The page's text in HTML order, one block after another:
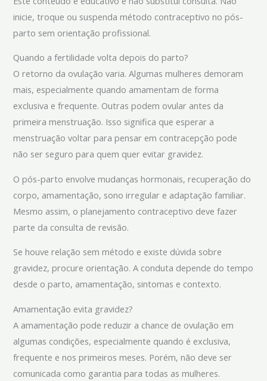
inicie, troque ou suspenda método contraceptivo no pós-
parto sem orientação profissional.
Quando a fertilidade volta depois do parto?
O retorno da ovulação varia. Algumas mulheres demoram
mais, especialmente quando amamentam de forma
exclusiva e frequente. Outras podem ovular antes da
primeira menstruação. Isso significa que esperar a
menstruação voltar para pensar em contracepção pode
não ser seguro para quem quer evitar gravidez.
O pós-parto envolve mudanças hormonais, recuperação do
corpo, amamentação, sono irregular e adaptação familiar.
Mesmo assim, o planejamento contraceptivo deve fazer
parte da consulta de revisão.
Se houve relação sem método e existe dúvida sobre
gravidez, procure orientação. A conduta depende do tempo
desde o parto, amamentação, sintomas e contexto.
Amamentação evita gravidez?
A amamentação pode reduzir a chance de ovulação em
algumas condições, especialmente quando é exclusiva,
frequente e nos primeiros meses. Porém, não deve ser
comunicada como garantia para todas as mulheres.